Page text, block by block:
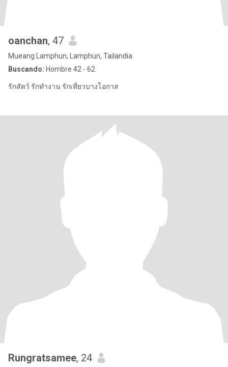
oanchan, 47
Mueang Lamphun, Lamphun, Tailandia
Buscando: Hombre 42 - 62
รักสัตว์ รักทำงาน รักเที่ยวบางโอกาส
Rungratsamee, 24